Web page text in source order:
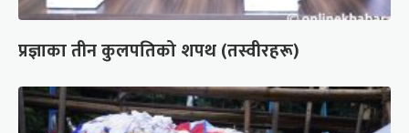
प्रज्ञाका तीन कुलपतिको शपथ (तस्वीरहरू)